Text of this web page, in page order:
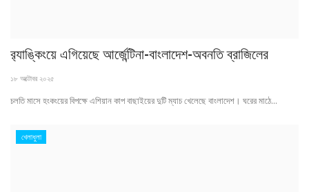
র‌্যাঙ্কিংয়ে এগিয়েছে আর্জেন্টিনা-বাংলাদেশ-অবনতি ব্রাজিলের
১৮ অক্টোবর ২০২৫
চলতি মাসে হংকংয়ের বিপক্ষে এশিয়ান কাপ বাছাইয়ের দুটি ম্যাচ খেলেছে বাংলাদেশ। ঘরের মাঠে...
খেলাধুলা